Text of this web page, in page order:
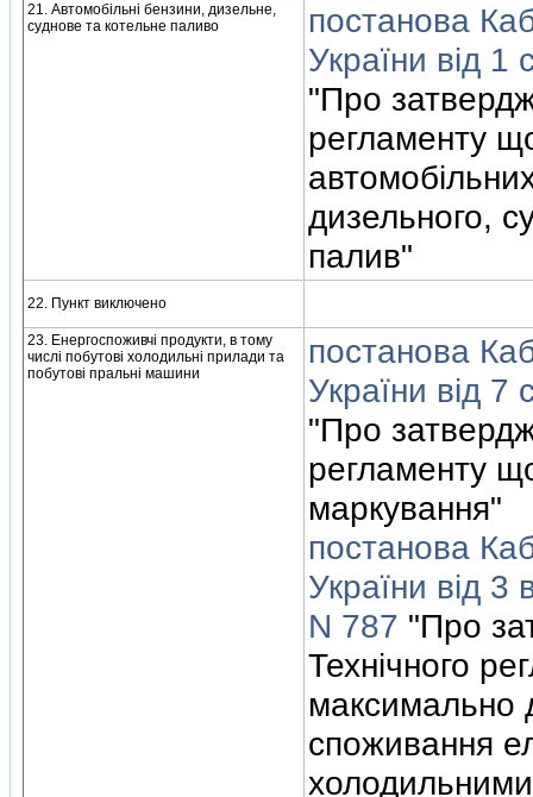
21. Автомобiльнi бензини, дизельне,
суднове та котельне паливо
постанова
України вiд 1
"Про
регламенту
дизельного,
палив"
22. Пункт виключено
23. Енергоспоживчi продукти, в тому
числi побутовi холодильнi прилади та
побутовi пральнi машини
постанова
України вiд 7
"Про
регламенту
маркування"
постанова
України вiд 3
N 787 "Про
Технiчного
максимально
споживання